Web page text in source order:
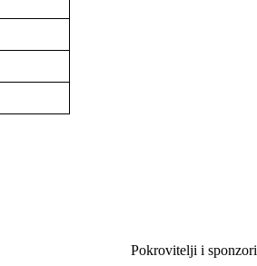
Pokrovitelji i sponzori